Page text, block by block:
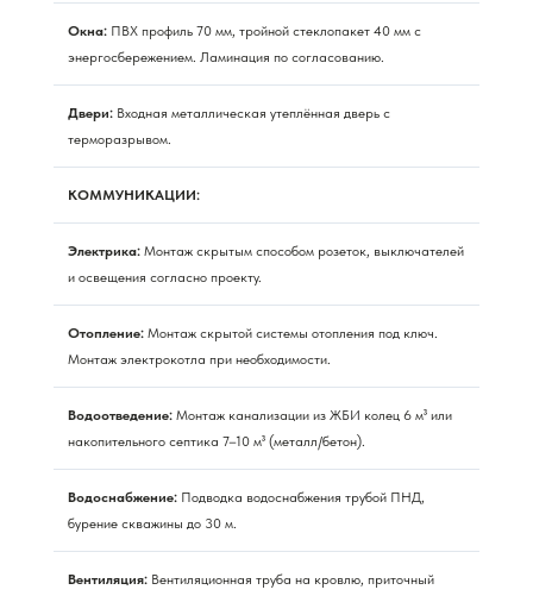
Окна: ПВХ профиль 70 мм, тройной стеклопакет 40 мм с
энергосбережением. Ламинация по согласованию.
Двери: Входная металлическая утеплённая дверь с
терморазрывом.
КОММУНИКАЦИИ:
Электрика: Монтаж скрытым способом розеток, выключателей
и освещения согласно проекту.
Отопление: Монтаж скрытой системы отопления под ключ.
Монтаж электрокотла при необходимости.
Водоотведение: Монтаж канализации из ЖБИ колец 6 м³ или
накопительного септика 7–10 м³ (металл/бетон).
Водоснабжение: Подводка водоснабжения трубой ПНД,
бурение скважины до 30 м.
Вентиляция: Вентиляционная труба на кровлю, приточный